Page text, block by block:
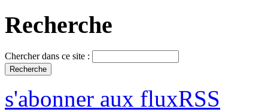
Recherche
Chercher dans ce site :
s'abonner aux fluxRSS